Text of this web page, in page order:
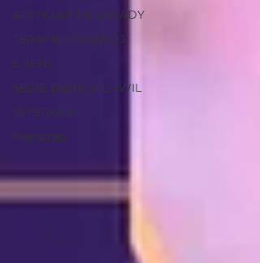
ARTYKUŁY I WYWIADY
TERAPIA I ROZWÓJ
E SENS
SESJE ESENCJI CHWIL
WYSTAWY
Warsztaty